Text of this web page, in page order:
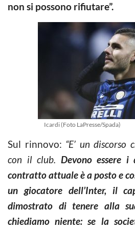
non si possono rifiutare”.
Icardi (Foto LaPresse/Spada)
Sul rinnovo: “E’ un
con il club. Devono essere
contratto attuale è a posto e
un giocatore dell’Inter, il
dimostrato di tenere alla
chiediamo niente: se la